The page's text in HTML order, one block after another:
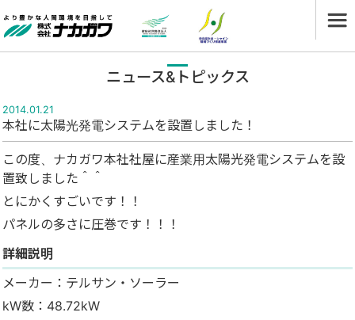
ニュース&トピックス
2014.01.21
本社に太陽光発電システムを設置しました！
この度、ナカガワ本社社屋に産業用太陽光発電システムを設
置致しました＾＾
とにかくすごいです！！
パネルの多さに圧巻です！！！
詳細説明
メーカー：テルサン・ソーラー
kW数：48.72kW